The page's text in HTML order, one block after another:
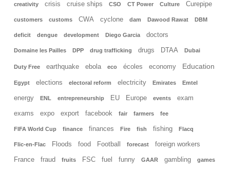
creativity crisis cruise ships CSO CT Power Culture Curepipe
customers customs CWA cyclone dam Dawood Rawat DBM
deficit dengue development Diego Garcia doctors
Domaine les Pailles DPP drug trafficking drugs DTAA Dubai
Duty Free earthquake ebola eco écoles economy Education
Egypt elections electoral reform electricity Emirates Emtel
energy ENL entrepreneurship EU Europe events exam
exams expo export facebook fair farmers fee
FIFA World Cup finance finances Fire fish fishing Flacq
Flic-en-Flac Floods food Football forecast foreign workers
France fraud fruits FSC fuel funny GAAR gambling games